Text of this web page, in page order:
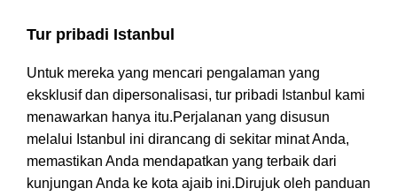
Tur pribadi Istanbul
Untuk mereka yang mencari pengalaman yang
eksklusif dan dipersonalisasi, tur pribadi Istanbul kami
menawarkan hanya itu.Perjalanan yang disusun
melalui Istanbul ini dirancang di sekitar minat Anda,
memastikan Anda mendapatkan yang terbaik dari
kunjungan Anda ke kota ajaib ini.Dirujuk oleh panduan